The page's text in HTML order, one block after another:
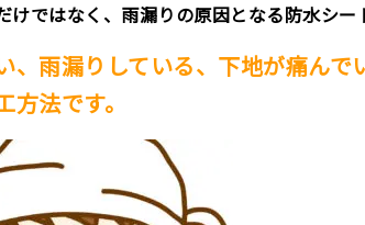
けではなく、雨漏りの原因となる防水シ
、雨漏りしている、下地が痛ん
方法です。